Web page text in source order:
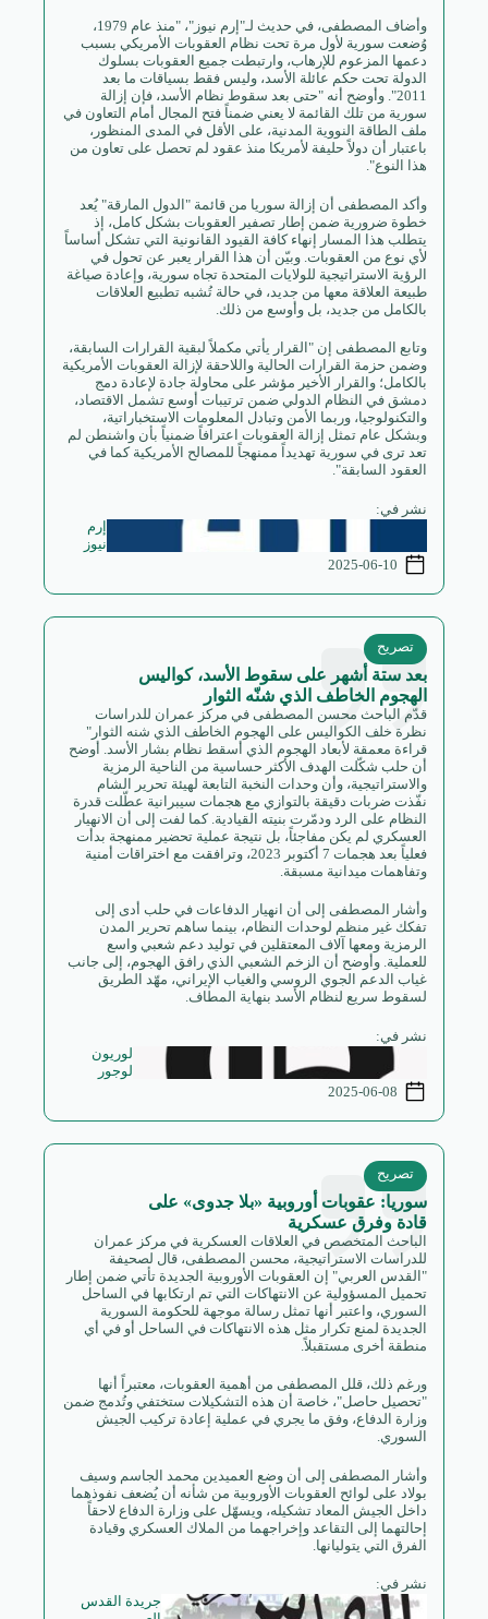
وأضاف المصطفى، في حديث لـ"إرم نيوز"، "منذ عام 1979،
وُضعت سورية لأول مرة تحت نظام العقوبات الأمريكي بسبب
دعمها المزعوم للإرهاب، وارتبطت جميع العقوبات بسلوك
الدولة تحت حكم عائلة الأسد، وليس فقط بسياقات ما بعد
2011". وأوضح أنه "حتى بعد سقوط نظام الأسد، فإن إزالة
سورية من تلك القائمة لا يعني ضمناً فتح المجال أمام التعاون في
ملف الطاقة النووية المدنية، على الأقل في المدى المنظور،
باعتبار أن دولاً حليفة لأمريكا منذ عقود لم تحصل على تعاون من
هذا النوع".
وأكد المصطفى أن إزالة سوريا من قائمة "الدول المارقة" يُعد
خطوة ضرورية ضمن إطار تصفير العقوبات بشكل كامل، إذ
يتطلب هذا المسار إنهاء كافة القيود القانونية التي تشكل أساساً
لأي نوع من العقوبات. وبيّن أن هذا القرار يعبر عن تحول في
الرؤية الاستراتيجية للولايات المتحدة تجاه سورية، وإعادة صياغة
طبيعة العلاقة معها من جديد، في حالة تُشبه تطبيع العلاقات
بالكامل من جديد، بل وأوسع من ذلك.
وتابع المصطفى إن "القرار يأتي مكملاً لبقية القرارات السابقة،
وضمن حزمة القرارات الحالية واللاحقة لإزالة العقوبات الأمريكية
بالكامل؛ والقرار الأخير مؤشر على محاولة جادة لإعادة دمج
دمشق في النظام الدولي ضمن ترتيبات أوسع تشمل الاقتصاد،
والتكنولوجيا، وربما الأمن وتبادل المعلومات الاستخباراتية،
وبشكل عام تمثل إزالة العقوبات اعترافاً ضمنياً بأن واشنطن لم
تعد ترى في سورية تهديداً ممنهجاً للمصالح الأمريكية كما في
العقود السابقة".
نشر في:
إرم
نيوز
2025-06-10
بعد ستة أشهر على سقوط الأسد، كواليس
الهجوم الخاطف الذي شنّه الثوار
تصريح
قدّم الباحث محسن المصطفى في مركز عمران للدراسات
نظرة خلف الكواليس على الهجوم الخاطف الذي شنه الثوار"
قراءة معمقة لأبعاد الهجوم الذي أسقط نظام بشار الأسد. أوضح
أن حلب شكّلت الهدف الأكثر حساسية من الناحية الرمزية
والاستراتيجية، وأن وحدات النخبة التابعة لهيئة تحرير الشام
نفّذت ضربات دقيقة بالتوازي مع هجمات سيبرانية عطّلت قدرة
النظام على الرد ودمّرت بنيته القيادية. كما لفت إلى أن الانهيار
العسكري لم يكن مفاجئاً، بل نتيجة عملية تحضير ممنهجة بدأت
فعلياً بعد هجمات 7 أكتوبر 2023، وترافقت مع اختراقات أمنية
وتفاهمات ميدانية مسبقة.
وأشار المصطفى إلى أن انهيار الدفاعات في حلب أدى إلى
تفكك غير منظم لوحدات النظام، بينما ساهم تحرير المدن
الرمزية ومعها آلاف المعتقلين في توليد دعم شعبي واسع
للعملية. وأوضح أن الزخم الشعبي الذي رافق الهجوم، إلى جانب
غياب الدعم الجوي الروسي والغياب الإيراني، مهّد الطريق
لسقوط سريع لنظام الأسد بنهاية المطاف.
نشر في:
لوريون
لوجور
2025-06-08
سوريا: عقوبات أوروبية «بلا جدوى» على
قادة وفرق عسكرية
تصريح
الباحث المتخصص في العلاقات العسكرية في مركز عمران
للدراسات الاستراتيجية، محسن المصطفى، قال لصحيفة
"القدس العربي" إن العقوبات الأوروبية الجديدة تأتي ضمن إطار
تحميل المسؤولية عن الانتهاكات التي تم ارتكابها في الساحل
السوري، واعتبر أنها تمثل رسالة موجهة للحكومة السورية
الجديدة لمنع تكرار مثل هذه الانتهاكات في الساحل أو في أي
منطقة أخرى مستقبلاً.
ورغم ذلك، قلل المصطفى من أهمية العقوبات، معتبراً أنها
"تحصيل حاصل"، خاصة أن هذه التشكيلات ستختفي وتُدمج ضمن
وزارة الدفاع، وفق ما يجري في عملية إعادة تركيب الجيش
السوري.
وأشار المصطفى إلى أن وضع العميدين محمد الجاسم وسيف
بولاد على لوائح العقوبات الأوروبية من شأنه أن يُضعف نفوذهما
داخل الجيش المعاد تشكيله، ويسهّل على وزارة الدفاع لاحقاً
إحالتهما إلى التقاعد وإخراجهما من الملاك العسكري وقيادة
الفرق التي يتوليانها.
نشر في:
جريدة القدس